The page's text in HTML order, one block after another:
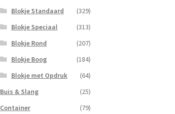
Blokje Standaard
(329)
Blokje Speciaal
(313)
Blokje Rond
(207)
Blokje Boog
(184)
Blokje met Opdruk
(64)
Buis & Slang
(25)
Container
(79)